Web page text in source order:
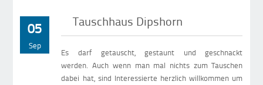
05
Sep
Tauschhaus Dipshorn
Es darf getauscht, gestaunt und geschnackt
werden. Auch wenn man mal nichts zum Tauschen
dabei hat, sind Interessierte herzlich willkommen um